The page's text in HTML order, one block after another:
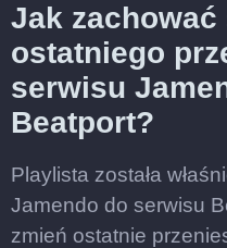
Jak
ostatniego
serwisu
Beatport?
Playlista została
Jamendo do serwisu
zmień ostatnie